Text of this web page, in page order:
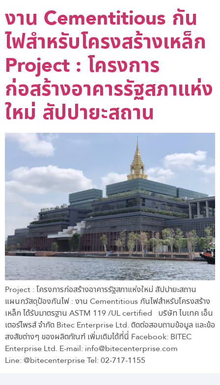
งาน Cementitious กัน
ไฟสำหรับโครงสร้างเหล็ก
Project : โครงการ
ก่อสร้างอาคารรัฐสภาแห่ง
ใหม่ สัปปายะสถาน
Project : โครงการก่อสร้างอาคารรัฐสภาแห่งใหม่ สัปปายะสถาน
แผนกวัสดุป้องกันไฟ : งาน Cementitious กันไฟสำหรับโครงสร้าง
เหล็ก ได้รับมาตรฐาน ASTM 119 /UL certified บริษัท ไบเทค เอ็น
เตอร์ไพรส์ จำกัด Bitec Enterprise Ltd. ติดต่อสอบถามข้อมูล และข้อ
สงสัยต่างๆ ของผลิตภัณฑ์ เพิ่มเติมได้ที่นี่ Facebook: BITEC
Enterprise Ltd. E-mail: info@bitecenterprise.com
Line: @bitecenterprise Tel: 02-717-1155